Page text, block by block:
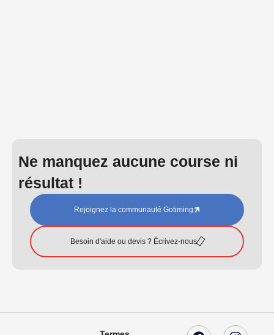
Ne manquez aucune course ni
résultat !
Rejoignez la communauté Gotiming
Besoin d'aide ou devis ? Écrivez-nous